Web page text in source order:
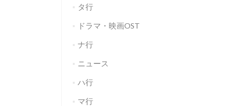
タ行
ドラマ・映画OST
ナ行
ニュース
ハ行
マ行